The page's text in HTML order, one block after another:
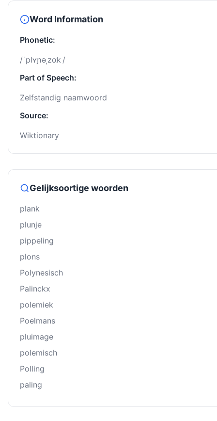
Word Information
Phonetic:
/ ˈplʏɲəˌzɑk /
Part of Speech:
Zelfstandig naamwoord
Source:
Wiktionary
Gelijksoortige woorden
plank
plunje
pippeling
plons
Polynesisch
Palinckx
polemiek
Poelmans
pluimage
polemisch
Polling
paling